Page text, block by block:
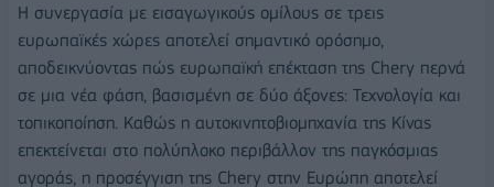
Η συνεργασία με εισαγωγικούς ομίλους σε τρεις
ευρωπαϊκές χώρες αποτελεί σημαντικό ορόσημο,
αποδεικνύοντας πώς ευρωπαϊκή επέκταση της Chery περνά
σε μια νέα φάση, βασισμένη σε δύο άξονες: Τεχνολογία και
τοπικοποίηση. Καθώς η αυτοκινητοβιομηχανία της Κίνας
επεκτείνεται στο πολύπλοκο περιβάλλον της παγκόσμιας
αγοράς, η προσέγγιση της Chery στην Ευρώπη αποτελεί